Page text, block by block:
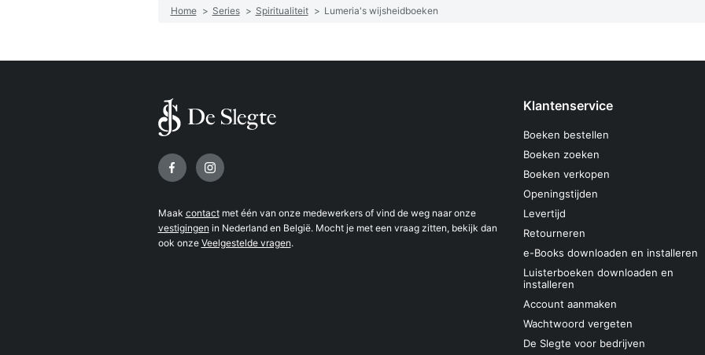
Home > Series > Spiritualiteit > Lumeria's wijsheidboeken
Volg ons op
Maak contactmet één van onze medewerkers of vind de weg naar onze
vestigingen in Nederland en België. Mocht je met een vraag zitten, bekijk dan
ook onze Veelgestelde vragen.
Klantenservice
Boeken bestellen
Boeken zoeken
Boeken verkopen
Openingstijden
Levertijd
Retourneren
e-Books downloaden en installeren
Luisterboeken downloaden en
installeren
Account aanmaken
Wachtwoord vergeten
De Slegte voor bedrijven